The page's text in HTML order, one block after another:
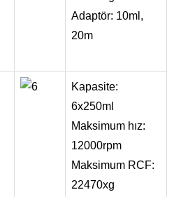
Adaptör: 10ml,
20m
Kapasite:
6x250ml
Maksimum hız:
12000rpm
Maksimum RCF:
22470xg